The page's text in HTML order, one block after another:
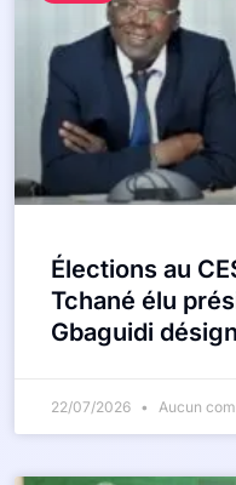
Élections au
Tchané élu
Gbaguidi
22/07/2026 Aucun